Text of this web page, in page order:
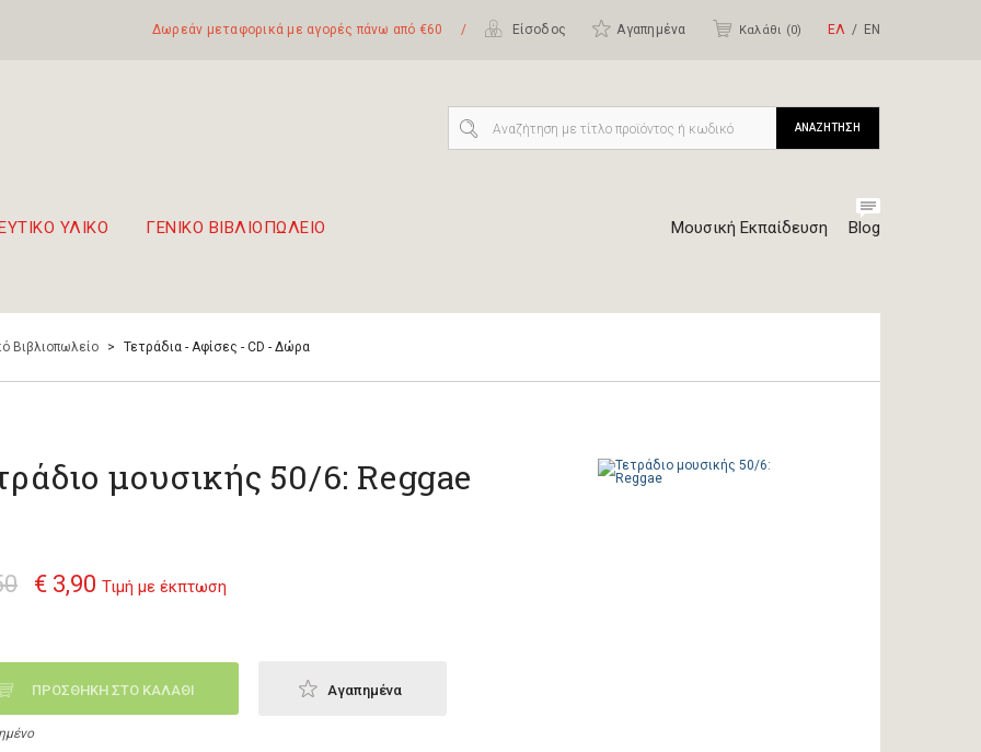
Δωρεάν μεταφορικά με αγορές πάνω από €60 / Είσοδος Αγαπημένα Καλάθι (0) ΕΛ ΕΝ
ΥΛΙΚΟ ΓΕΝΙΚΟ ΒΙΒΛΙΟΠΩΛΕΙΟ Μουσική Εκπαίδευση Blog
ΑΝΑΖΗΤΗΣΗ
Βιβλιοπωλείο > Τετράδια - Αφίσες - CD - Δώρα
μουσικής 50/6: Reggae
€ 3,90 Τιμή με έκπτωση
ΠΡΟΣΘΗΚΗ ΣΤΟ ΚΑΛΑΘΙ Αγαπημένα